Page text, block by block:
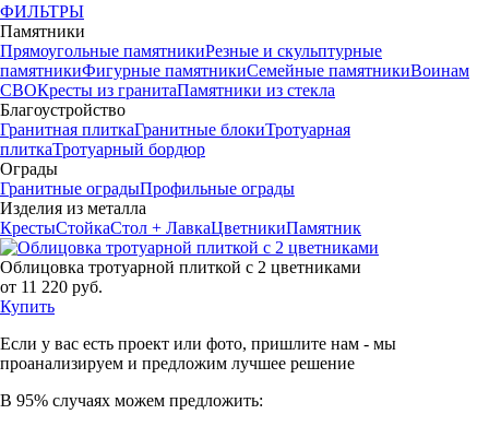
ФИЛЬТРЫ
Памятники
Прямоугольные памятникиРезные и скульптурные
памятникиФигурные памятникиСемейные памятникиВоинам
СВОКресты из гранитаПамятники из стекла
Благоустройство
Гранитная плиткаГранитные блокиТротуарная
плиткаТротуарный бордюр
Ограды
Гранитные оградыПрофильные ограды
Изделия из металла
КрестыСтойкаСтол + ЛавкаЦветникиПамятник
Облицовка тротуарной плиткой с 2 цветниками
от 11 220 руб.
Купить
Если у вас есть проект или фото, пришлите нам - мы
проанализируем и предложим лучшее решение
В 95% случаях можем предложить: